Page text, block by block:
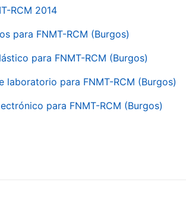
RCM 2014
para FNMT-RCM (Burgos)
para FNMT-RCM (Burgos)
laboratorio para FNMT-RCM (Burgos)
para FNMT-RCM (Burgos)